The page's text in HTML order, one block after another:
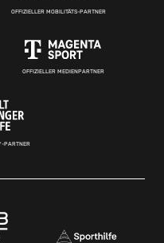
OFFIZIELLER MOBILITÄTS-PARTNER
OFFIZIELLER MEDIENPARTNER
PARTNER